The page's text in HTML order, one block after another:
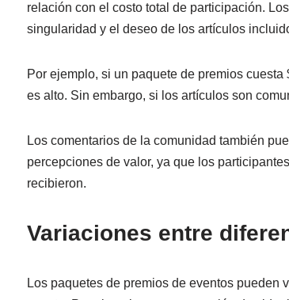
relación con el costo total de participación.
singularidad y el deseo de los artículos
Por ejemplo, si un paquete de premios
es alto. Sin embargo, si los artículos son
Los comentarios de la comunidad también
percepciones de valor, ya que los
recibieron.
Variaciones entre
Los paquetes de premios de eventos pueden